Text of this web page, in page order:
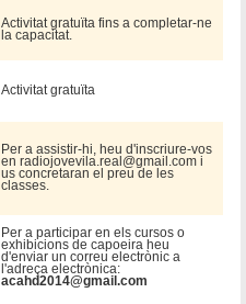
Activitat gratuïta fins a completar-ne
la capacitat.
Activitat gratuïta
Per a assistir-hi, heu d'inscriure-vos
en radiojovevila.real@gmail.com i
us concretaran el preu de les
classes.
Per a participar en els cursos o
exhibicions de capoeira heu
d'enviar un correu electrònic a
l'adreça electrònica:
acahd2014@gmail.com